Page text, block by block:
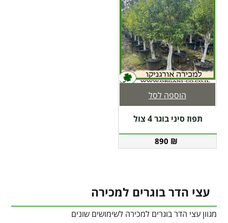
תפוז סיני בוגר 4 צול
890 ₪
הוספה לסל
עצי הדר בוגרים למכירה
מגוון עצי הדר בוגרים למכירה לשימושים שונים